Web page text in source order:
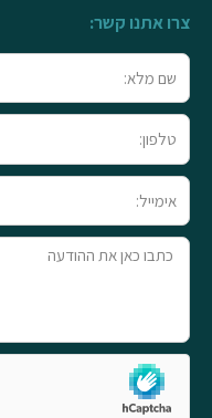
צרו אתנו קשר:
שם
מלא
טלפון
אימייל
טקסט